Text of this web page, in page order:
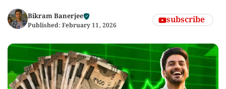
Bikram Banerjee
Published: February 11, 2026 subscribe